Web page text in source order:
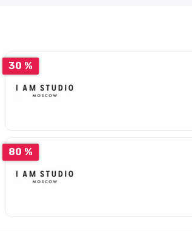
и здоровье
30 %
80 %